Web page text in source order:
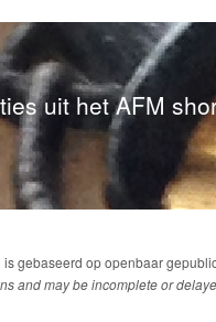
uit het AFM
is gebaseerd op openbaar
and may be incomplete or